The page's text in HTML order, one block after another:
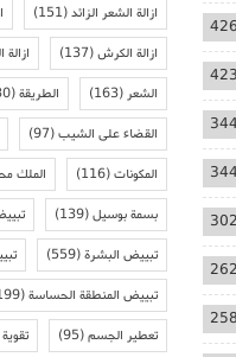
ازالة الشعر الزائد(151)
ازالة الكرش(137)
الشعر(163) الطريقة(130)
القضاء على الشيب(97)
المكونات(116) الملك
بسمة بوسيل(139)
تبييض البشرة(559)
تبييض المنطقة الحساسة(199)
تعطير الجسم(95)